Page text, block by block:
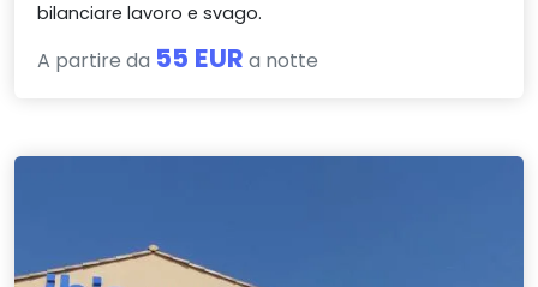
bilanciare lavoro e svago.
A partire da 55 EUR a notte